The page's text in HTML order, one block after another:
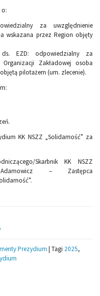
o:
za uwzględnienie
wskazana przez Region objęty
ds. EZD: odpowiedzialny za
Zakładowej osoba
pilotażem (um. zlecenie).
KK NSZZ „Solidarność” za
Skarbnik KK NSZZ
– Zastępca
Prezydium | Tagi 2025,